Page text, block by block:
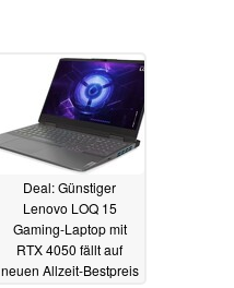
Deal: Günstiger
Lenovo LOQ 15
Gaming-Laptop mit
RTX 4050 fällt auf
neuen Allzeit-Bestpreis